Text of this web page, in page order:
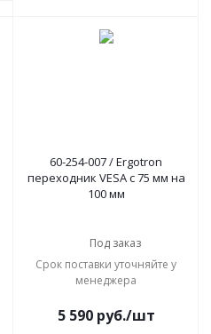
60-254-007 / Ergotron
переходник VESA с 75 мм на
100 мм
Под заказ
Срок поставки уточняйте у
менеджера
5 590руб./шт